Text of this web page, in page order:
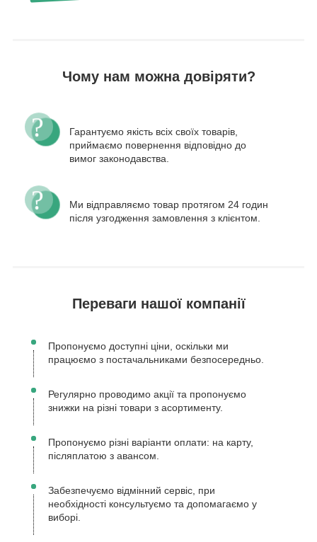
Чому нам можна довіряти?
Гарантуємо якість всіх своїх товарів,
приймаємо повернення відповідно до
вимог законодавства.
Ми відправляємо товар протягом 24 годин
після узгодження замовлення з клієнтом.
Переваги нашої компанії
Пропонуємо доступні ціни, оскільки ми
працюємо з постачальниками безпосередньо.
Регулярно проводимо акції та пропонуємо
знижки на різні товари з асортименту.
Пропонуємо різні варіанти оплати: на карту,
післяплатою з авансом.
Забезпечуємо відмінний сервіс, при
необхідності консультуємо та допомагаємо у
виборі.